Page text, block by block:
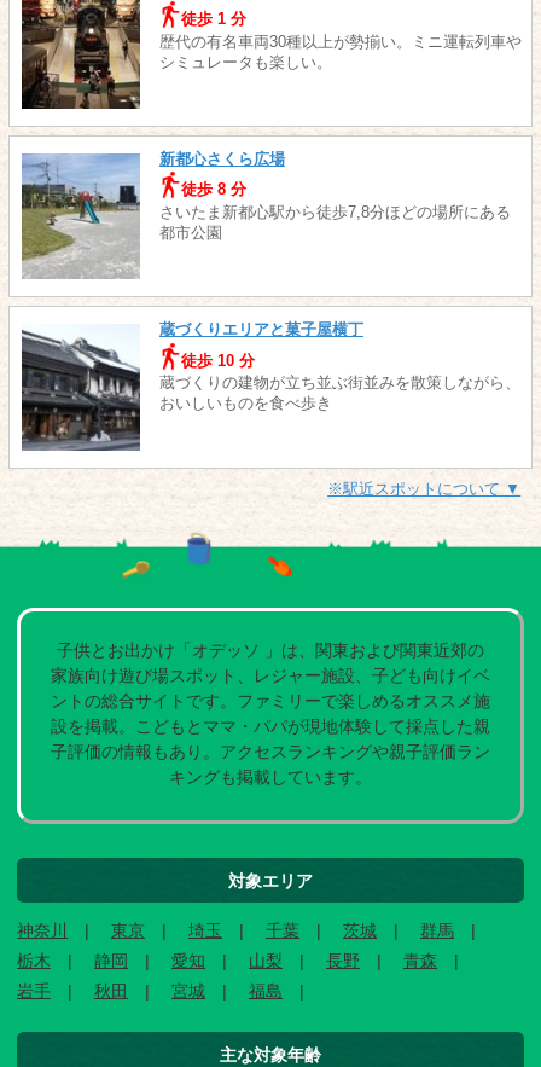
徒歩 1 分
歴代の有名車両30種以上が勢揃い。ミニ運転列車や
シミュレータも楽しい。
新都心さくら広場
徒歩 8 分
さいたま新都心駅から徒歩7,8分ほどの場所にある
都市公園
蔵づくりエリアと菓子屋横丁
徒歩 10 分
蔵づくりの建物が立ち並ぶ街並みを散策しながら、
おいしいものを食べ歩き
※駅近スポットについて ▼
子供とお出かけ「オデッソ 」は、関東および関東近郊の
家族向け遊び場スポット、レジャー施設、子ども向けイベ
ントの総合サイトです。ファミリーで楽しめるオススメ施
設を掲載。こどもとママ・パパが現地体験して採点した親
子評価の情報もあり。アクセスランキングや親子評価ラン
キングも掲載しています。
対象エリア
神奈川 東京 埼玉 千葉 茨城
群馬
栃木
静岡 愛知 山梨 長野
青森
岩手
秋田 宮城 福島
主な対象年齢